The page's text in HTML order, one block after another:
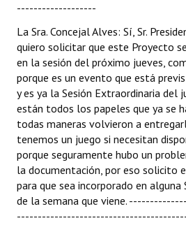
-------------------
La Sra. Concejal Alves: Sí, Sr.
quiero solicitar que este Proyecto
en la sesión del próximo jueves,
porque es un evento que está
y es ya la Sesión Extraordinaria del
están todos los papeles que ya se
todas maneras volvieron a
tenemos un juego si necesitan
porque seguramente hubo un
la documentación, por eso
para que sea incorporado en alguna
de la semana que viene.